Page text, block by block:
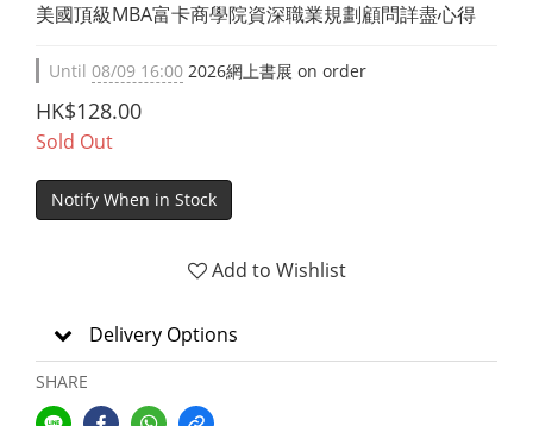
美國頂級MBA富卡商學院資深職業規劃顧問詳盡心得
Until 08/09 16:00 2026網上書展 on order
HK$128.00
Sold Out
Notify When in Stock
Add to Wishlist
Delivery Options
SHARE